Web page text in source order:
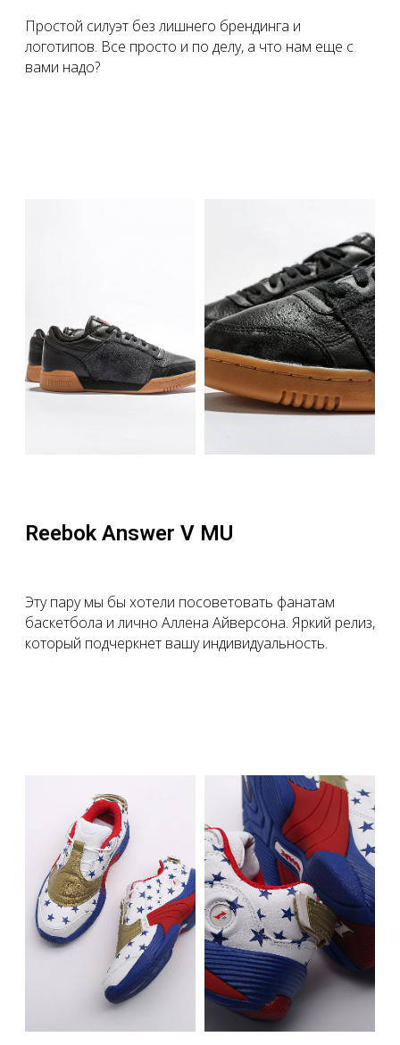
Простой силуэт без лишнего брендинга и
логотипов. Все просто и по делу, а что нам еще с
вами надо?
Reebok Answer V MU
Эту пару мы бы хотели посоветовать фанатам
баскетбола и лично Аллена Айверсона. Яркий релиз,
который подчеркнет вашу индивидуальность.